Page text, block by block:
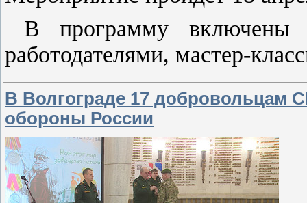
В программу включены
работодателями, мастер-
В Волгограде 17 добровольцам
обороны России